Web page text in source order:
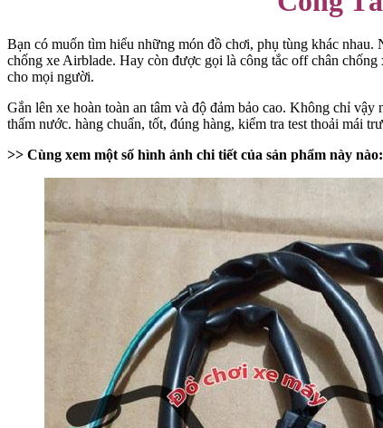
Bạn có muốn tìm hiểu những món đồ chơi, phụ tùng khác
chống xe Airblade. Hay còn được gọi là công tắc off chân
cho mọi người.
Gắn lên xe hoàn toàn an tâm và độ đảm bảo cao. Không chỉ
thấm nước. hàng chuẩn, tốt, đúng hàng, kiểm tra test thoải mái
>> Cùng xem một số hình ảnh chi tiết của sản phẩm này nào: